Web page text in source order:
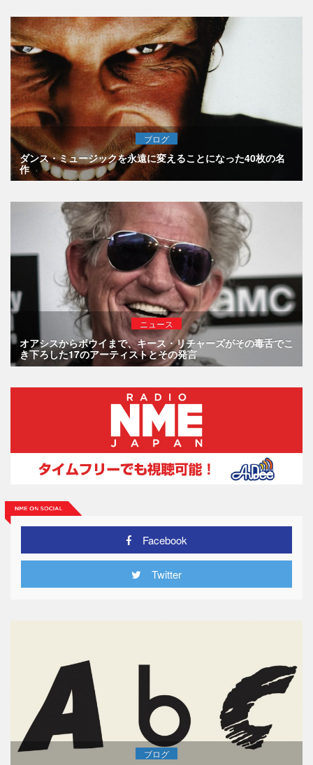
ブログ
ダンス・ミュージックを永遠に変えることになった40枚の名
作
ニュース
オアシスからボウイまで、キース・リチャーズがその毒舌でこ
き下ろした17のアーティストとその発言
Facebook
Twitter
ブログ